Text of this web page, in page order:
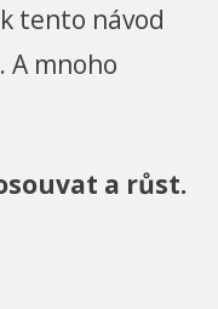
tento návod
A mnoho
a růst.